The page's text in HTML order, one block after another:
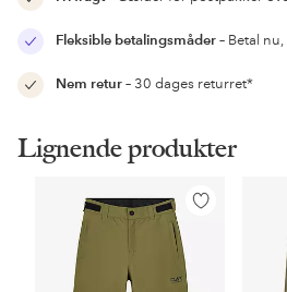
Fleksible betalingsmåder– Betal
Nem retur– 30 dages returret*
Lignende produkter
Tilføj